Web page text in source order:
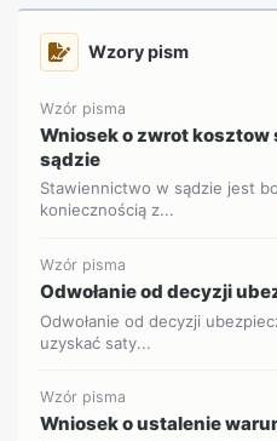
Wzory pism
Wzór pisma
Wniosek o zwrot
sądzie
Stawiennictwo w sądzie jest
koniecznością z...
Wzór pisma
Odwołanie od decyzji
Odwołanie od decyzji
uzyskać saty...
Wzór pisma
Wniosek o ustalenie